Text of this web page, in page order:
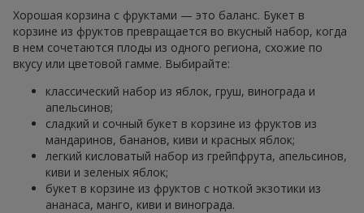
Хорошая корзина с фруктами — это баланс. Букет в
корзине из фруктов превращается во вкусный набор, когда
в нем сочетаются плоды из одного региона, схожие по
вкусу или цветовой гамме. Выбирайте:
классический набор из яблок, груш, винограда и
апельсинов;
сладкий и сочный букет в корзине из фруктов из
мандаринов, бананов, киви и красных яблок;
легкий кисловатый набор из грейпфрута, апельсинов,
киви и зеленых яблок;
букет в корзине из фруктов с ноткой экзотики из
ананаса, манго, киви и винограда.